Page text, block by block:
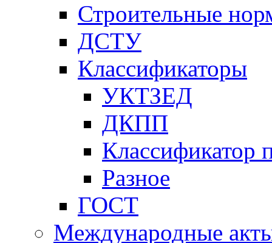
Строительные
ДСТУ
Классификаторы
УКТЗЕД
ДКПП
Классификатор
Разное
ГОСТ
Международные